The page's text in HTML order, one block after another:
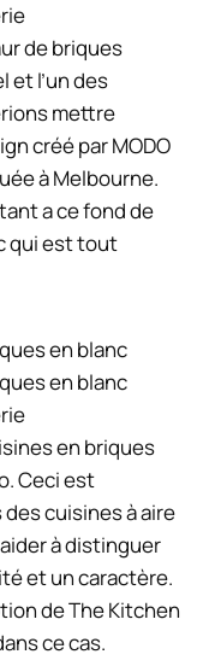
de briques
et l’un des
mettre
créé par MODO
à Melbourne.
a ce fond de
qui est tout
en briques
Ceci est
cuisines à aire
à distinguer
et un caractère.
de The Kitchen
ce cas.